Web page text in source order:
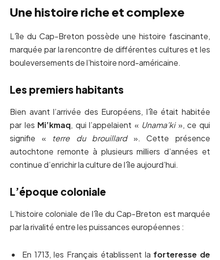
Une histoire riche et complexe
L’île du Cap-Breton possède une histoire fascinante,
marquée par la rencontre de différentes cultures et les
bouleversements de l’histoire nord-américaine.
Les premiers habitants
Bien avant l’arrivée des Européens, l’île était habitée
par les Mi’kmaq, qui l’appelaient « Unama’ki», ce qui
signifie « terre du brouillard». Cette présence
autochtone remonte à plusieurs milliers d’années et
continue d’enrichir la culture de l’île aujourd’hui.
L’époque coloniale
L’histoire coloniale de l’île du Cap-Breton est marquée
par la rivalité entre les puissances européennes :
En 1713, les Français établissent la forteresse de